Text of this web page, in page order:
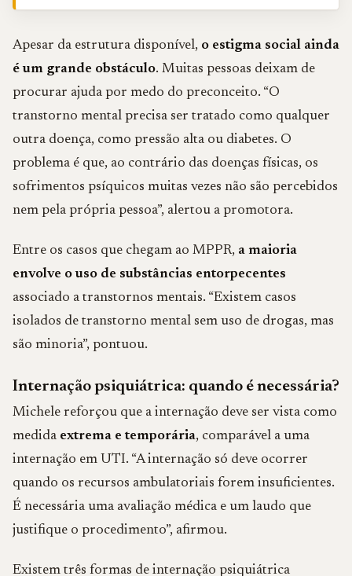
Apesar da estrutura disponível, o estigma social ainda
é um grande obstáculo. Muitas pessoas deixam de
procurar ajuda por medo do preconceito. “O
transtorno mental precisa ser tratado como qualquer
outra doença, como pressão alta ou diabetes. O
problema é que, ao contrário das doenças físicas, os
sofrimentos psíquicos muitas vezes não são percebidos
nem pela própria pessoa”, alertou a promotora.
Entre os casos que chegam ao MPPR, a maioria
envolve o uso de substâncias entorpecentes
associado a transtornos mentais. “Existem casos
isolados de transtorno mental sem uso de drogas, mas
são minoria”, pontuou.
Internação psiquiátrica: quando é necessária?
Michele reforçou que a internação deve ser vista como
medida extrema e temporária, comparável a uma
internação em UTI. “A internação só deve ocorrer
quando os recursos ambulatoriais forem insuficientes.
É necessária uma avaliação médica e um laudo que
justifique o procedimento”, afirmou.
Existem três formas de internação psiquiátrica